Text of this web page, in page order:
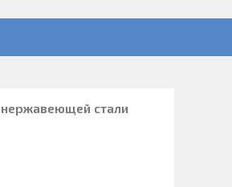
нержавеющей стали